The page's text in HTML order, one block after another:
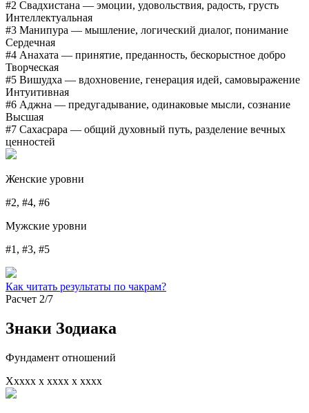
#2 Свадхистана — эмоции, удовольствия, радость, грусть
Интеллектуальная
#3 Манипура — мышление, логический диалог, понимание
Сердечная
#4 Анахата — принятие, преданность, бескорыстное добро
Творческая
#5 Вишудха — вдохновение, генерация идей, самовыражение
Интуитивная
#6 Аджна — предугадывание, одинаковые мысли, сознание
Высшая
#7 Сахасрара — общий духовный путь, разделение вечных
ценностей
Женские уровни
#2, #4, #6
Мужские уровни
#1, #3, #5
Как читать результаты по чакрам?
Расчет 2/7
Знаки Зодиака
Фундамент отношений
Xxxxx x xxxx x xxxx